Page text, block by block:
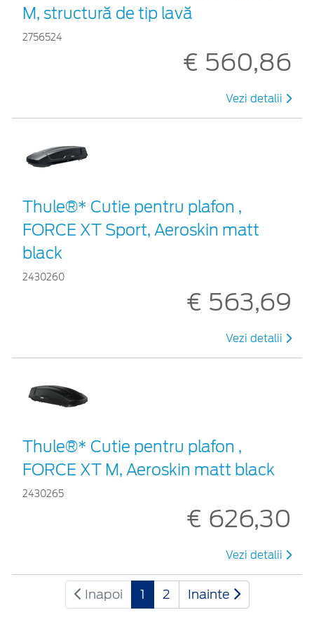
M, structură de tip lavă
2756524
€ 560,86
Vezi detalii
Thule®* Cutie pentru plafon ,
FORCE XT Sport, Aeroskin matt
black
2430260
€ 563,69
Vezi detalii
Thule®* Cutie pentru plafon ,
FORCE XT M, Aeroskin matt black
2430265
€ 626,30
Vezi detalii
Inapoi 1 2 Inainte